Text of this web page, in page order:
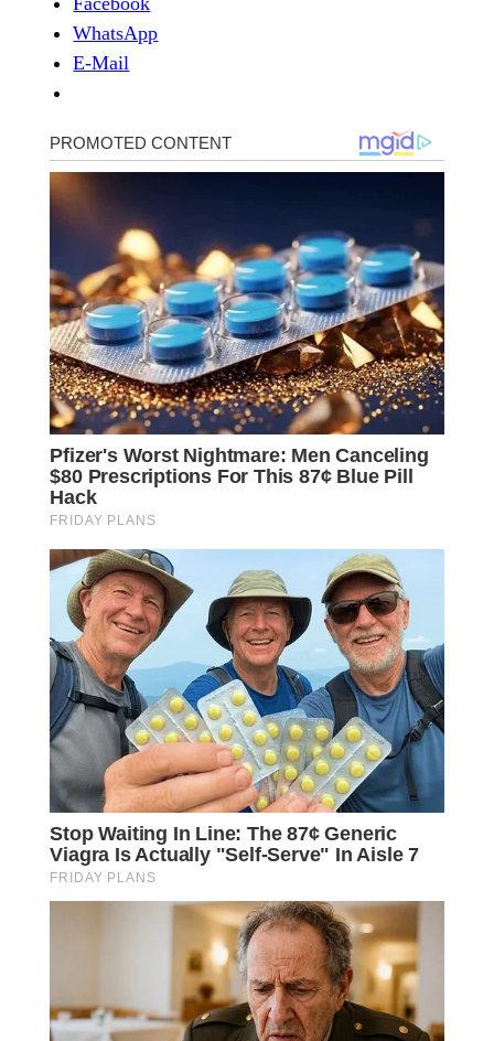
WhatsApp
E-Mail